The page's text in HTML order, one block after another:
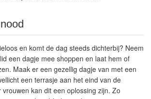
en komt de dag steeds dichterbij? Neem
een dagje mee shoppen en laat hem of
Maak er een gezellig dagje van met een
een terrasje aan het eind van de
kan dit een oplossing zijn. Zo